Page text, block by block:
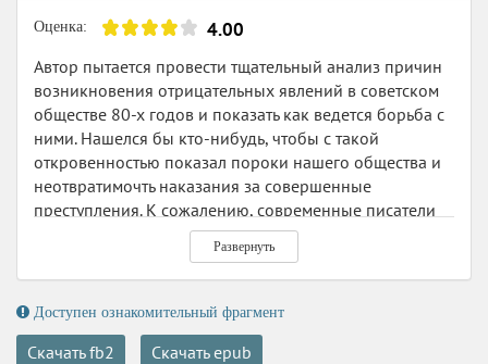
Оценка: 4.00
Автор пытается провести тщательный анализ причин
возникновения отрицательных явлений в советском
обществе 80-х годов и показать как ведется борьба с
ними. Нашелся бы кто-нибудь, чтобы с такой
откровенностью показал пороки нашего общества и
неотвратимочть наказания за совершенные
преступления. К сожалению, современные писатели
боятся прикасаться к такой теме.
Развернуть
Доступен ознакомительный фрагмент
Скачать fb2 Скачать epub